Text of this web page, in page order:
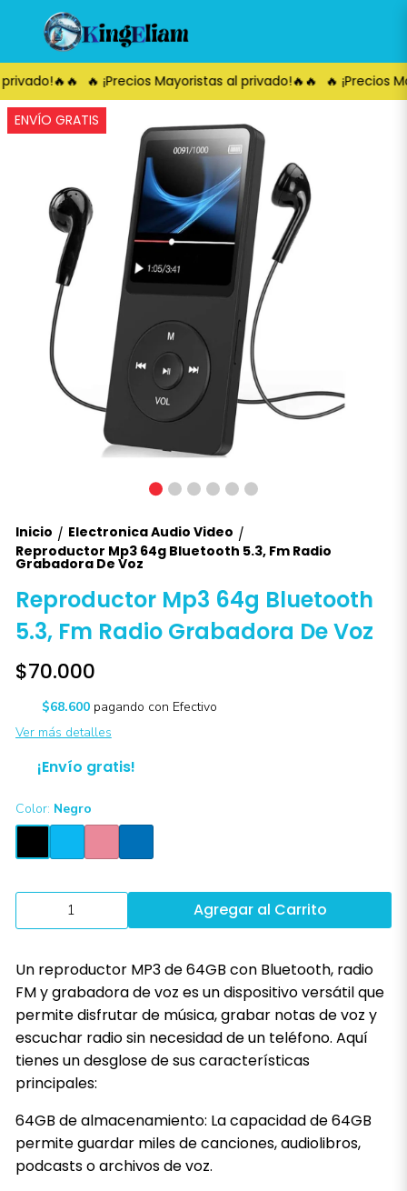
🔥 ¡Precios Mayoristas al privado!🔥🔥 🔥 ¡Precios
ENVÍO GRATIS
Inicio / Electronica Audio Video /
Reproductor Mp3 64g Bluetooth 5.3, Fm Radio
Grabadora De Voz
Reproductor Mp3 64g Bluetooth
5.3, Fm Radio Grabadora De Voz
$70.000
$68.600pagando con Efectivo
Ver más detalles
¡Envío gratis!
Color: Negro
Agregar al Carrito
Un reproductor MP3 de 64GB con Bluetooth, radio
FM y grabadora de voz es un dispositivo versátil que
permite disfrutar de música, grabar notas de voz y
escuchar radio sin necesidad de un teléfono. Aquí
tienes un desglose de sus características
principales:
64GB de almacenamiento: La capacidad de 64GB
permite guardar miles de canciones, audiolibros,
podcasts o archivos de voz.